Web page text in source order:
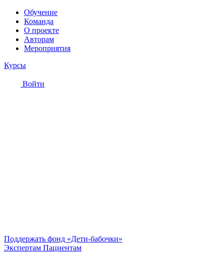
Обучение
Команда
О проекте
Авторам
Мероприятия
Курсы
Войти
Поддержать фонд «Дети-бабочки»
Экспертам Пациентам